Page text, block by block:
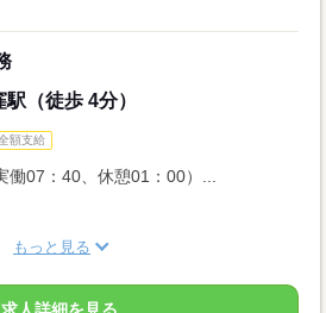
（徒歩 4分）
額支給
07：40、休憩01：00）...
もっと見る
求人詳細を見る